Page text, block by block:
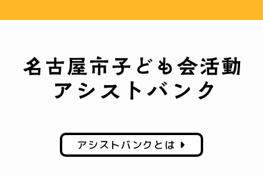
アシストバンクとは